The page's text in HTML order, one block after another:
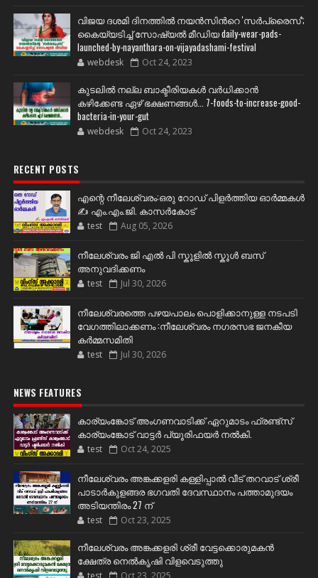
വിജയ ദശമി ദിനത്തില്‍ നയന്‍സിന്‍റെ 'സര്‍പ്രൈസ്';
കൈയ്യടിച്ച് സോഷ്യല്‍ മീഡിയ daily-wear-pads-
launched-by-nayanthara-on-vijayadashami-festival
webdesk Oct 24, 2023
കുടലിൽ നല്ല ബാക്ടീരിയകൾ വര്‍ധിക്കാന്‍
കഴിക്കേണ്ട ഏഴ് ഭക്ഷണങ്ങള്‍... 7-foods-to-increase-good-
bacteria-in-your-gut
webdesk Oct 24, 2023
RECENT POSTS
എന്റെ നീലേശ്വരം:ഒരു റോഡ് പിളർത്തിയ ഓർമ്മകൾ
✍️ എം.എം.ജി. കാസർകോട്
test Aug 05, 2026
നീലേശ്വരം ജി എൽ പി സ്കൂളിൽ സ്കൂൾ ബസ്
അനുവദിക്കണം
test Jul 30, 2026
നീലേശ്വരത്തെ പഴയപാലം പൊളിക്കാനുള്ള നടപടി
വേഗത്തിലാക്കണം :നീലേശ്വരം നഗരസഭ ജനകീയ
കർമ്മസമിതി
test Jul 30, 2026
NEWS FEATURES
കാര്യംങ്കോട് അംഗണവാടിക്ക് ഏറുമാടം ഫ്രണ്ട്സ്
കാര്യംങ്കോട് വാട്ടർ പ്യൂരിഫയർ നൽകി.
test Oct 24, 2025
നീലേശ്വരം അങ്കക്കളരി കള്ളിപ്പാൽ വീട് തറവാട് ശ്രീ
പാടാർകുളങ്ങര ഭഗവതി ദേവസ്ഥാനം പത്താമുദയം
അടിയന്തിരം 27 ന്
test Oct 23, 2025
നീലേശ്വരം അങ്കക്കളരി ശ്രീ വേട്ടക്കൊരുമകൻ
ക്ഷേത്ര നെൽകൃഷി വിളവെടുത്തു